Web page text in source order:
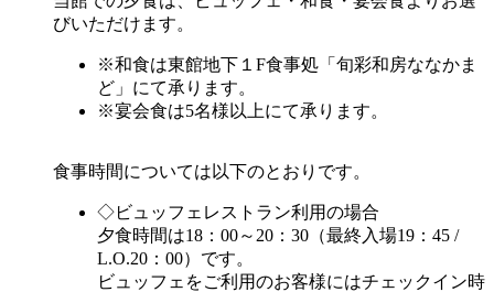
びいただけます。
※和食は東館地下１F食事処「旬彩和房ななかま
ど」にて承ります。
※宴会食は5名様以上にて承ります。
食事時間については以下のとおりです。
◇ビュッフェレストラン利用の場合
夕食時間は18：00～20：30（最終入場19：45 /
L.O.20：00）です。
ビュッフェをご利用のお客様にはチェックイン時